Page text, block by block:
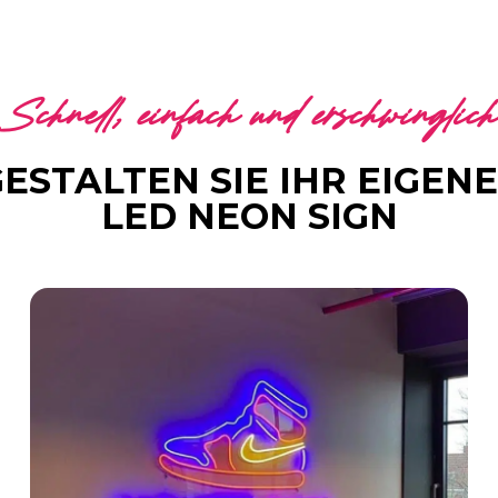
Schnell, einfach und erschwinglich
SIE IHR
LED NEON SIGN